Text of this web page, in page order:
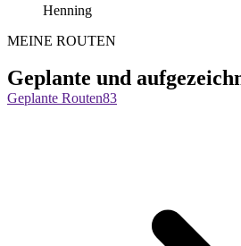
Henning
MEINE ROUTEN
Geplante und
Geplante Routen83